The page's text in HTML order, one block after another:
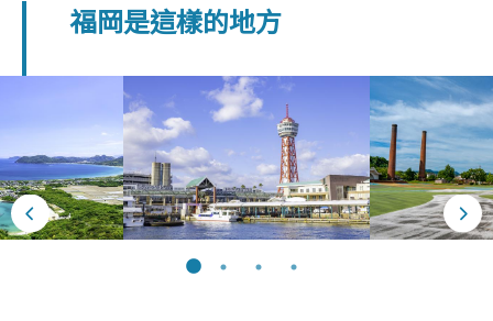
福岡是這樣的地方